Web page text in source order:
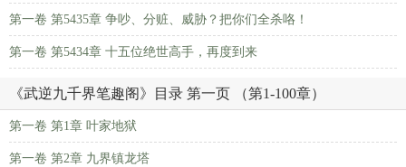
第一卷 第5435章 争吵、分赃、威胁？把你们全杀咯！
第一卷 第5434章 十五位绝世高手，再度到来
《武逆九千界笔趣阁》目录 第一页 （第1-100章）
第一卷 第1章 叶家地狱
第一卷 第2章 九界镇龙塔